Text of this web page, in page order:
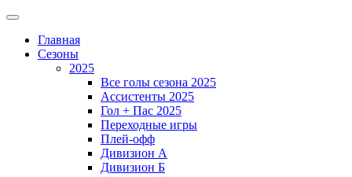
Главная
Сезоны
2025
Все голы сезона 2025
Ассистенты 2025
Гол + Пас 2025
Переходные игры
Плей-офф
Дивизион A
Дивизион Б